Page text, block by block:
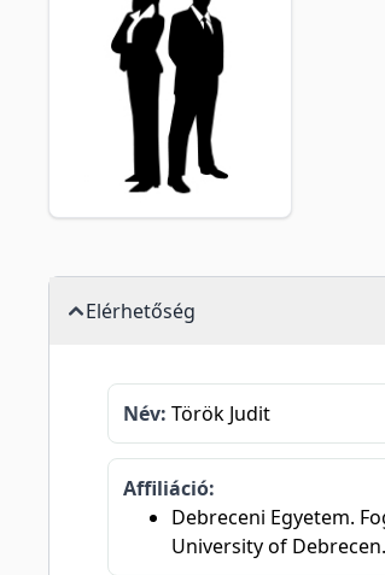
Elérhetőség
Név: Török Judit
Affiliáció:
Debreceni Egyetem.
University of